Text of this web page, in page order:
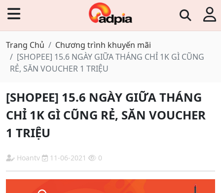
Trang Chủ
Chương trình khuyến mãi
[SHOPEE] 15.6 NGÀY GIỮA THÁNG CHỈ 1K GÌ CŨNG
RẺ, SĂN VOUCHER 1 TRIỆU
[SHOPEE] 15.6 NGÀY GIỮA THÁNG
CHỈ 1K GÌ CŨNG RẺ, SĂN VOUCHER
1 TRIỆU
Hoantv 11-06-2021 0